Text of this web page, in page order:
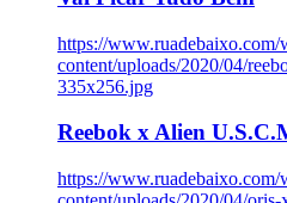
https://www.ruadebaixo.com/
content/uploads/2020/04/
335x256.jpg
Reebok x Alien
https://www.ruadebaixo.com/